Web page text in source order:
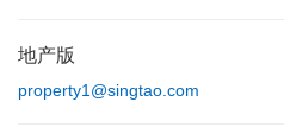
地产版
property1@singtao.com